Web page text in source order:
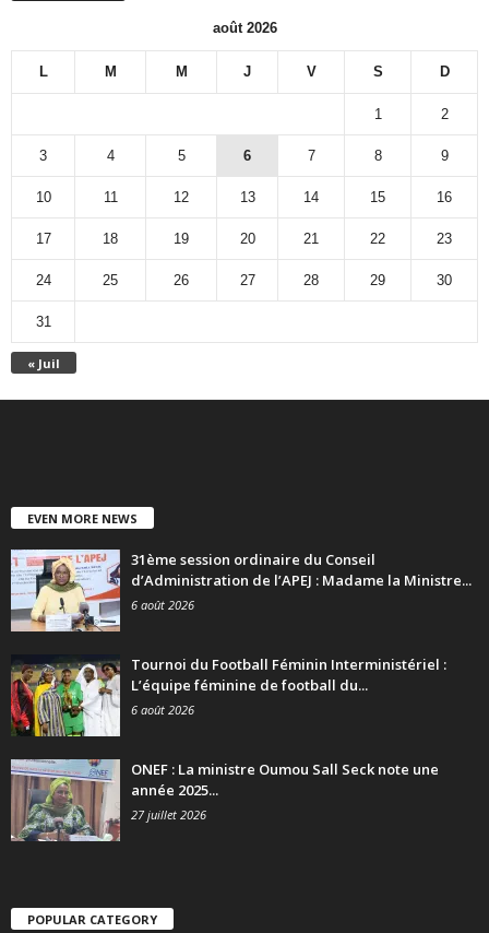
août 2026
L M M J V S D
« Juil
1 2
3 4 5 6 7 8 9
10 11 12 13 14 15 16
17 18 19 20 21 22 23
24 25 26 27 28 29 30
31
EVEN MORE NEWS
31ème session ordinaire du Conseil
d’Administration de l’APEJ : Madame la Ministre...
6 août 2026
Tournoi du Football Féminin Interministériel :
L’équipe féminine de football du...
6 août 2026
ONEF : La ministre Oumou Sall Seck note une
année 2025...
27 juillet 2026
POPULAR CATEGORY